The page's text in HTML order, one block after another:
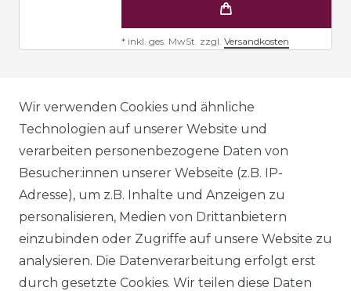
* inkl. ges. MwSt. zzgl. Versandkosten
AGB
DATENSCHUTZERKLÄRUNG
WIDERRUFSRECHT
Wir verwenden Cookies und ähnliche
Technologien auf unserer Website und
verarbeiten personenbezogene Daten von
Besucher:innen unserer Webseite (z.B. IP-
Adresse), um z.B. Inhalte und Anzeigen zu
personalisieren, Medien von Drittanbietern
einzubinden oder Zugriffe auf unsere Website zu
analysieren. Die Datenverarbeitung erfolgt erst
durch gesetzte Cookies. Wir teilen diese Daten